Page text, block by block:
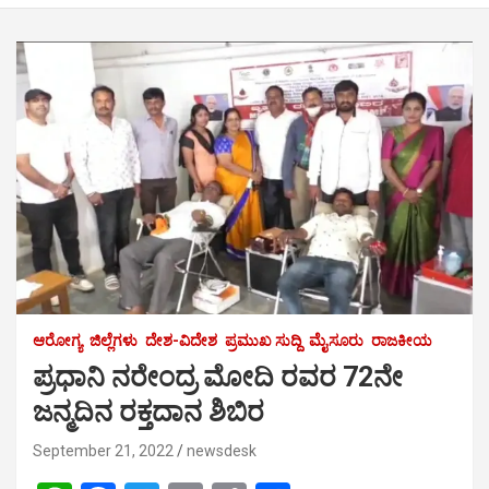
ಆರೋಗ್ಯ ಜಿಲ್ಲೆಗಳು ದೇಶ-ವಿದೇಶ ಪ್ರಮುಖ ಸುದ್ದಿ ಮೈಸೂರು ರಾಜಕೀಯ
ಪ್ರಧಾನಿ ನರೇಂದ್ರ ಮೋದಿ ರವರ 72ನೇ
ಜನ್ಮದಿನ ರಕ್ತದಾನ ಶಿಬಿರ
September 21, 2022 newsdesk